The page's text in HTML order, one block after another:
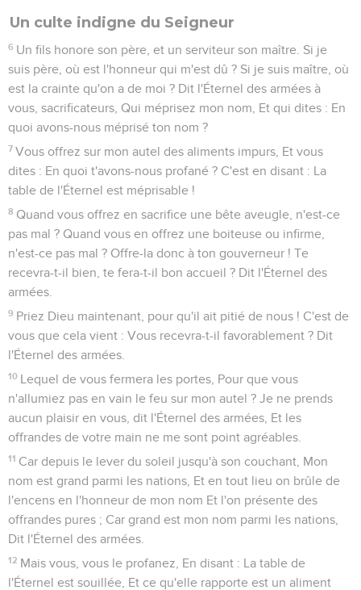
Un culte indigne du Seigneur
6 Un fils honore son père, et un serviteur son maître. Si je
suis père, où est l'honneur qui m'est dû ? Si je suis maître, où
est la crainte qu'on a de moi ? Dit l'Éternel des armées à
vous, sacrificateurs, Qui méprisez mon nom, Et qui dites : En
quoi avons-nous méprisé ton nom ?
7 Vous offrez sur mon autel des aliments impurs, Et vous
dites : En quoi t'avons-nous profané ? C'est en disant : La
table de l'Éternel est méprisable !
8 Quand vous offrez en sacrifice une bête aveugle, n'est-ce
pas mal ? Quand vous en offrez une boiteuse ou infirme,
n'est-ce pas mal ? Offre-la donc à ton gouverneur ! Te
recevra-t-il bien, te fera-t-il bon accueil ? Dit l'Éternel des
armées.
9 Priez Dieu maintenant, pour qu'il ait pitié de nous ! C'est de
vous que cela vient : Vous recevra-t-il favorablement ? Dit
l'Éternel des armées.
10 Lequel de vous fermera les portes, Pour que vous
n'allumiez pas en vain le feu sur mon autel ? Je ne prends
aucun plaisir en vous, dit l'Éternel des armées, Et les
offrandes de votre main ne me sont point agréables.
11 Car depuis le lever du soleil jusqu'à son couchant, Mon
nom est grand parmi les nations, Et en tout lieu on brûle de
l'encens en l'honneur de mon nom Et l'on présente des
offrandes pures ; Car grand est mon nom parmi les nations,
Dit l'Éternel des armées.
12 Mais vous, vous le profanez, En disant : La table de
l'Éternel est souillée, Et ce qu'elle rapporte est un aliment